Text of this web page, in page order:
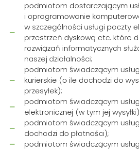
podmiotom dostarczającym
i oprogramowanie
w szczególności usługi poczty
przestrzeń dyskową etc. które
rozwiązań informatycznych
naszej działalności;
podmiotom świadczącym
kurierskie (o ile dochodzi do
przesyłek);
podmiotom świadczącym
elektronicznej (w tym jej
podmiotom świadczącym
dochodzi do płatności);
podmiotom świadczącym